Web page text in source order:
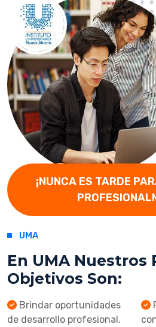
¡NUNCA ES TARDE
UMA
En UMA Nuestros
Objetivos Son:
Brindar oportunidades
de desarrollo profesional.